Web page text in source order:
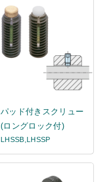
パッド付きスクリュー
(ロングロック付)
LHSSB,LHSSP